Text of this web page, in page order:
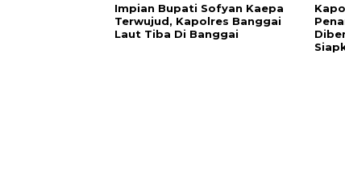
Impian Bupati Sofyan Kaepa
Terwujud, Kapolres Banggai
Laut Tiba Di Banggai